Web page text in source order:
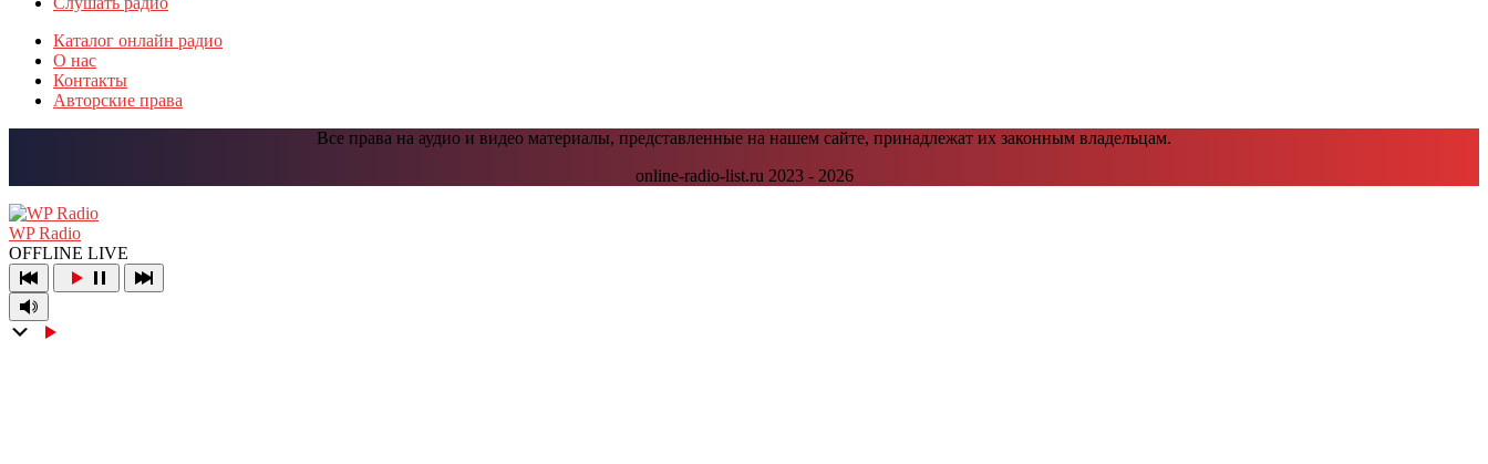
Каталог онлайн радио
О нас
Контакты
Авторские права
Все права на аудио и видео материалы, представленные на нашем сайте, принадлежат их законным владельцам.
online-radio-list.ru 2023 - 2026
Прокрутить
вверх
WP Radio
OFFLINE LIVE